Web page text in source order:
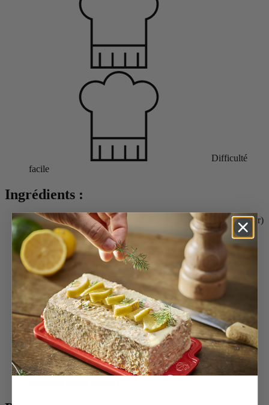
Difficulté
facile
Ingrédients :
6 côtelettes de porc d’environ 200-250gr (Buntes Bentheimer)
Rub au poivre et au café (café moulu/genièvre moulu/poivre
voatsiperifery) :
8 g de café
8 g de baies genièvre
Voatsiperifery à volonté
1 – 2 chou pointu selon la taille
2 oignons moyens
2 tranches de lard persillé
0,2 l de bouillon
900 g de pommes de terre crues épluchées
Beurre (selon besoin)
Lait (selon besoin)
Huile (selon besoin)
Amidon (selon besoin)